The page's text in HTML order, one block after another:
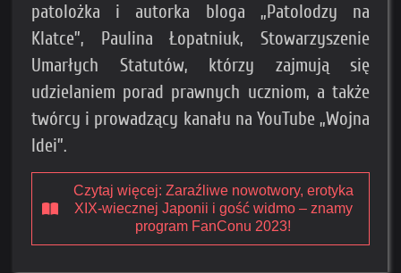
patolożka i autorka bloga „Patolodzy na
Klatce”, Paulina Łopatniuk, Stowarzyszenie
Umarłych Statutów, którzy zajmują się
udzielaniem porad prawnych uczniom, a także
twórcy i prowadzący kanału na YouTube „Wojna
Idei”.
Czytaj więcej: Zaraźliwe nowotwory, erotyka
XIX-wiecznej Japonii i gość widmo – znamy
program FanConu 2023!